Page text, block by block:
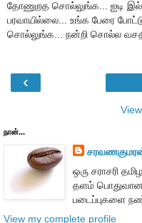
தோணுறத சொல்லுங்க... ஐடி
பரவாயில்லை... உங்க பேரை
சொல்லுங்க... நன்றி சொல்ல
‹
நான்...
ஒரு சராசரி
தளம்
படைப்புகளை
View my complete profile